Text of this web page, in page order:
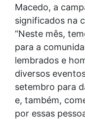
Macedo, a
significados na
“Neste mês,
para a
lembrados e
diversos
setembro para
e, também,
por essas